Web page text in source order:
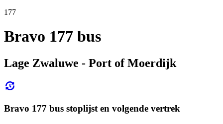
177
Bravo 177 bus
Lage Zwaluwe - Port of Moerdijk
Bravo 177 bus stoplijst en volgende vertrek